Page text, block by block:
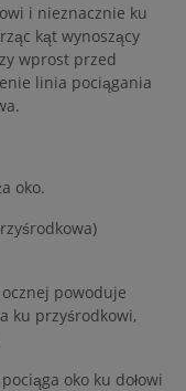
i nieznacznie ku
kąt wynoszący
wprost przed
linia pociągania
oko.
powoduje
ku przyśrodkowi,
pociąga oko ku dołowi